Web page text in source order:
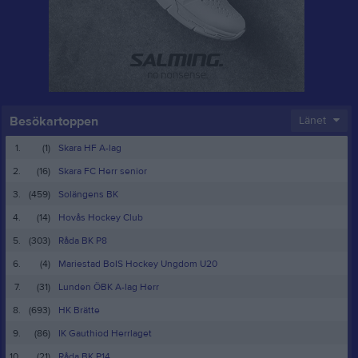
Besökartoppen Länet
1. (1)
Skara HF A-lag
2.
(16)
Skara FC Herr senior
3.
(459)
Solängens BK
4.
(14)
Hovås Hockey Club
5.
(303)
Råda BK P8
6.
(4)
Mariestad BoIS Hockey Ungdom U20
7.
(31)
Lunden ÖBK A-lag Herr
8.
(693)
HK Brätte
9.
(86)
IK Gauthiod Herrlaget